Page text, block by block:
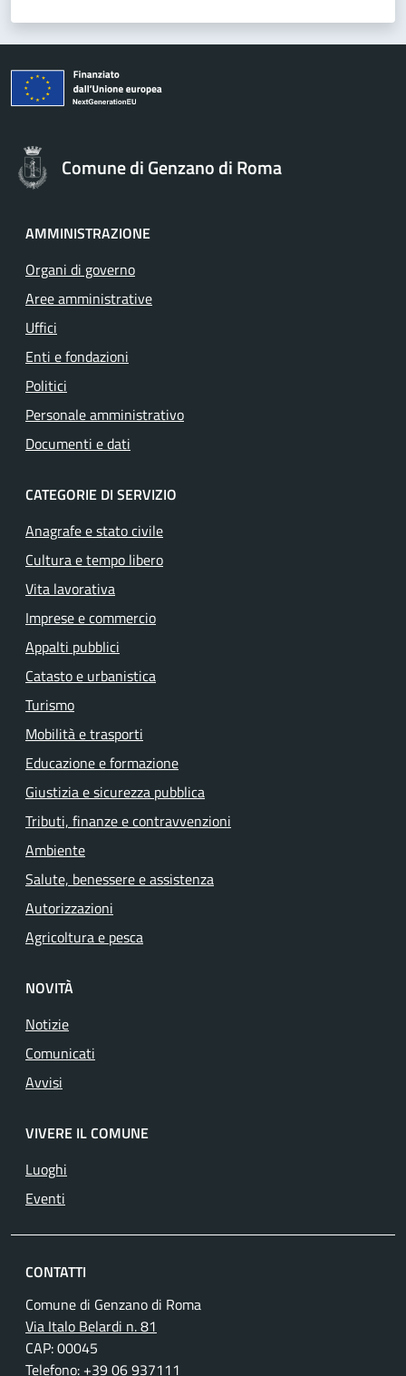
Comune di Genzano di Roma
AMMINISTRAZIONE
Organi di governo
Aree amministrative
Uffici
Enti e fondazioni
Politici
Personale amministrativo
Documenti e dati
CATEGORIE DI SERVIZIO
Anagrafe e stato civile
Cultura e tempo libero
Vita lavorativa
Imprese e commercio
Appalti pubblici
Catasto e urbanistica
Turismo
Mobilità e trasporti
Educazione e formazione
Giustizia e sicurezza pubblica
Tributi, finanze e contravvenzioni
Ambiente
Salute, benessere e assistenza
Autorizzazioni
Agricoltura e pesca
NOVITÀ
Notizie
Comunicati
Avvisi
VIVERE IL COMUNE
Luoghi
Eventi
CONTATTI
Comune di Genzano di Roma
Via Italo Belardi n. 81
CAP: 00045
Telefono: +39 06 937111